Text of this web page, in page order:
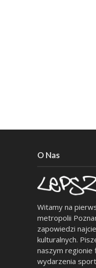
O Nas
Witamy na
metropolii
zapowiedzi
kulturalnych.
naszym regionie
wydarzenia